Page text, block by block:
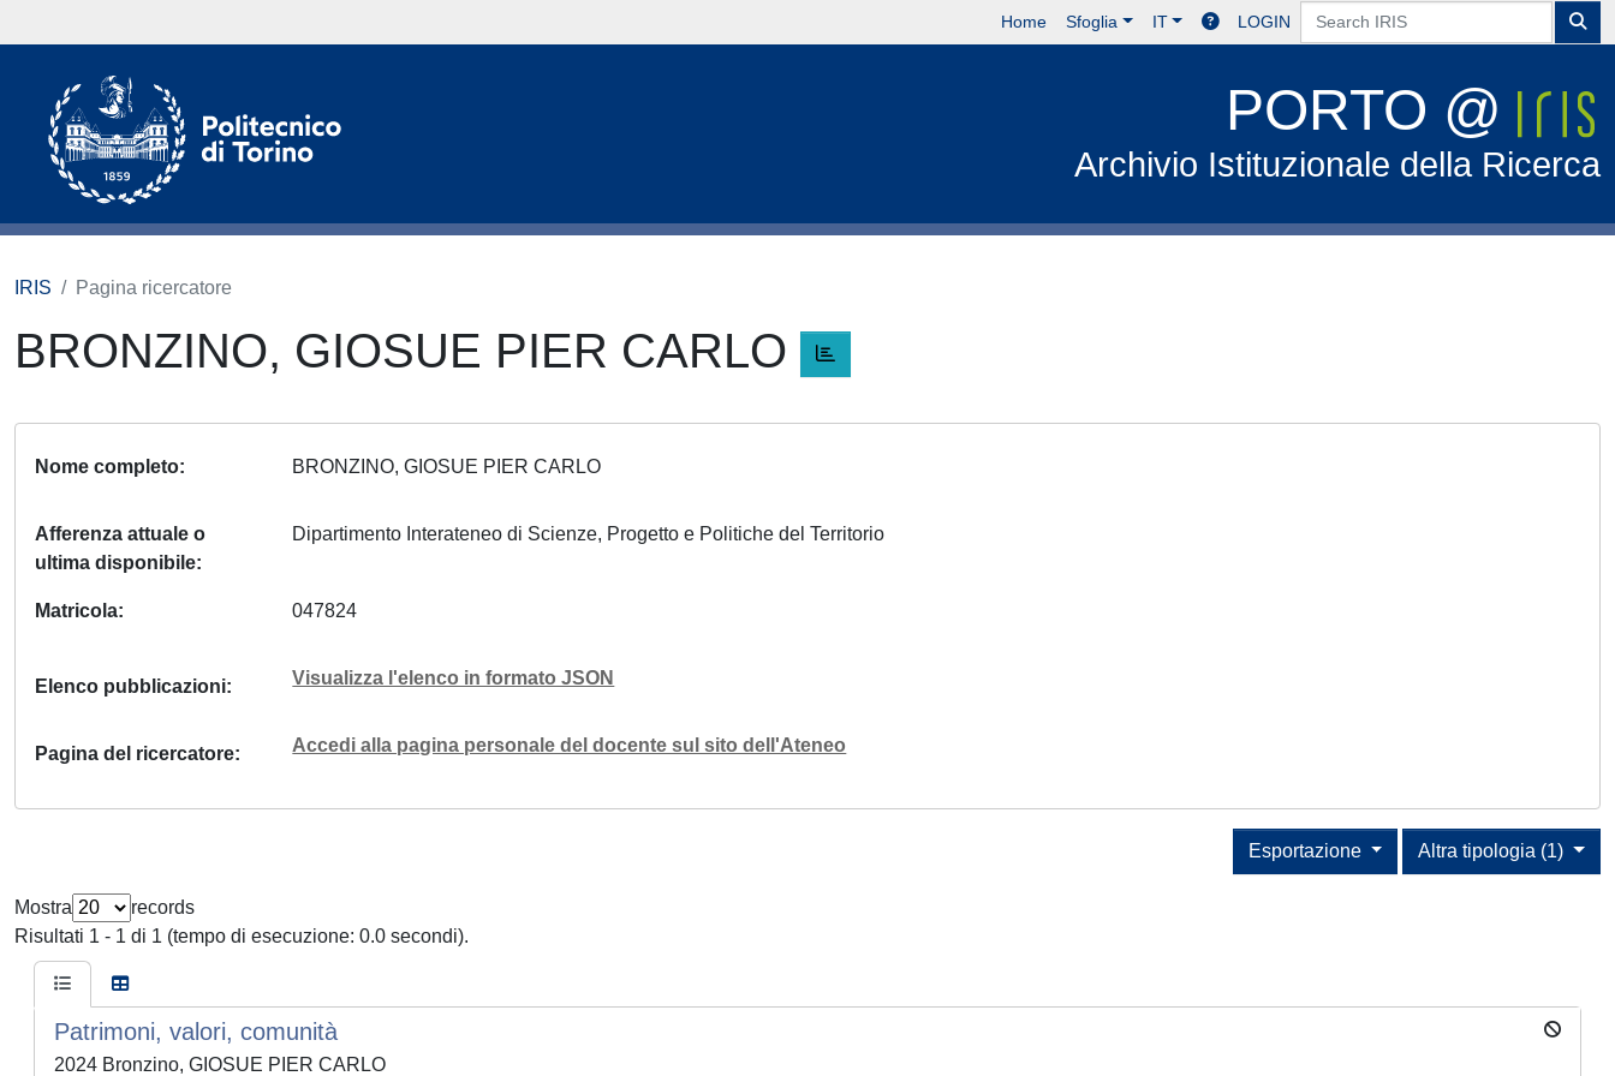
Home Sfoglia IT LOGIN
PORTO @
Archivio Istituzionale della Ricerca
IRIS Pagina ricercatore
BRONZINO, GIOSUE PIER CARLO
Nome completo BRONZINO, GIOSUE PIER CARLO
Afferenza attuale o
ultima disponibile
Dipartimento Interateneo di Scienze, Progetto e Politiche del Territorio
Matricola 047824
Elenco pubblicazioni Visualizza l'elenco in formato JSON
Pagina del ricercatore Accedi alla pagina personale del docente sul sito dell'Ateneo
Altra tipologia (1)
Esportazione
Mostra
records
Risultati 1 - 1 di 1 (tempo di esecuzione: 0.0 secondi).
Patrimoni, valori, comunità
2024 Bronzino, GIOSUE PIER CARLO